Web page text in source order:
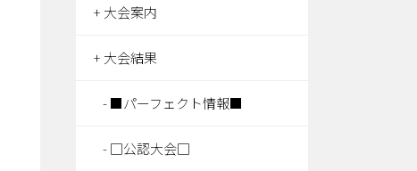
大会案内
大会結果
■パーフェクト情報■
□公認大会□